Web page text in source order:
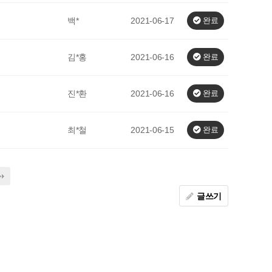
백* 2021-06-17 완료
김*홍 2021-06-16 완료
진*환 2021-06-16 완료
최*철 2021-06-15 완료
글쓰기